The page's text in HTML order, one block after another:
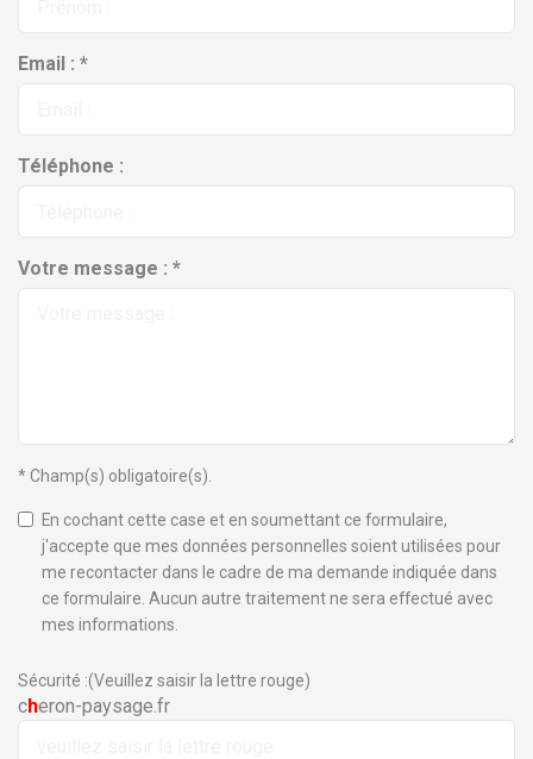
Email : *
Téléphone :
Votre message : *
* Champ(s) obligatoire(s).
En cochant cette case et en soumettant ce formulaire,
j'accepte que mes données personnelles soient utilisées pour
me recontacter dans le cadre de ma demande indiquée dans
ce formulaire. Aucun autre traitement ne sera effectué avec
mes informations.
Sécurité :(Veuillez saisir la lettre rouge)
cheron-paysage.fr